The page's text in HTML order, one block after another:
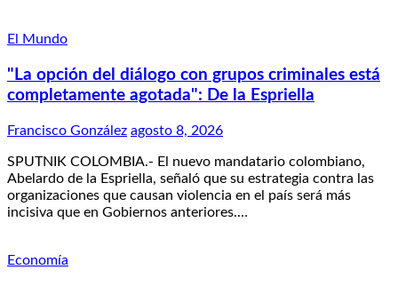
El Mundo
"La opción del diálogo con grupos criminales está
completamente agotada": De la Espriella
Francisco González agosto 8, 2026
SPUTNIK COLOMBIA.- El nuevo mandatario colombiano,
Abelardo de la Espriella, señaló que su estrategia contra las
organizaciones que causan violencia en el país será más
incisiva que en Gobiernos anteriores.…
Economía